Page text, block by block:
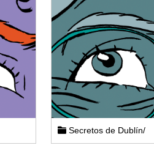
Secretos de Dublín/